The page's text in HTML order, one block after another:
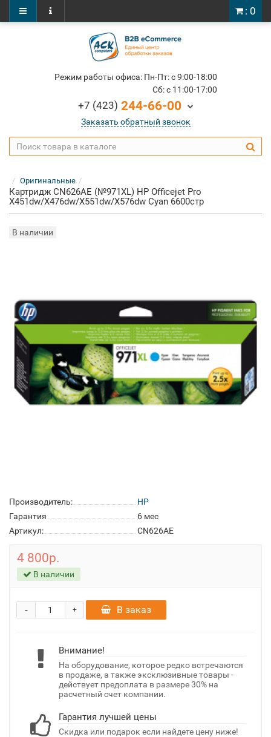
: 0
Режим работы офиса: Пн-Пт: c 9:00-18:00
Cб: c 11:00-17:00
+7 (423) 244-66-00
Заказать обратный звонок
Оригинальные
Картридж CN626AE (№971XL) HP Officejet Pro
X451dw/X476dw/X551dw/X576dw Cyan 6600стр
В наличии
Производитель:
HP
Гарантия
6 мес
Артикул:
CN626AE
4 800р.
В наличии
+
- В заказ
Внимание!
На оборудование, которое редко встречаются
в продаже, а также эксклюзивные товары -
действует предоплата в размере 30% на
расчетный счет компании.
Гарантия лучшей цены
Скидка или подарок если найдете цену ниже!